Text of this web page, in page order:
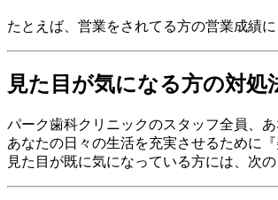
たとえば、営業をされてる方の営業成績
見た目が気になる方の対処
パーク歯科クリニックのスタッフ全員、
あなたの日々の生活を充実させるために
見た目が既に気になっている方には、次